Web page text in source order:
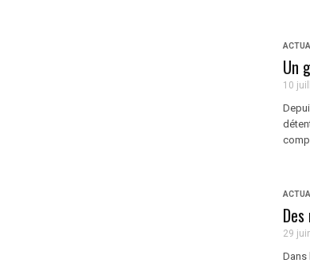
Un
10
29
Dans